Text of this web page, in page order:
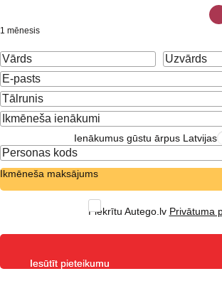
1 mēnesis
Ienākumus gūstu ārpus Latvijas
Ikmēneša maksājums
Piekrītu Autego.lv Privātuma